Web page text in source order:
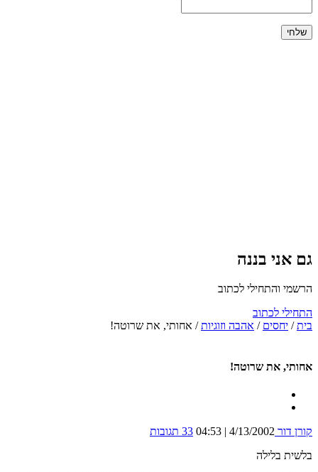
גם אני בננה
הרשמי והתחילי לכתוב
התחילי לכתוב
בית/ יחסים / אהבה וזוגיות/ אחותי, את שרוטה!
אחותי, את שרוטה!
קורן דור 4/13/2002 | 04:53
33 תגובות
בלשית בלילה